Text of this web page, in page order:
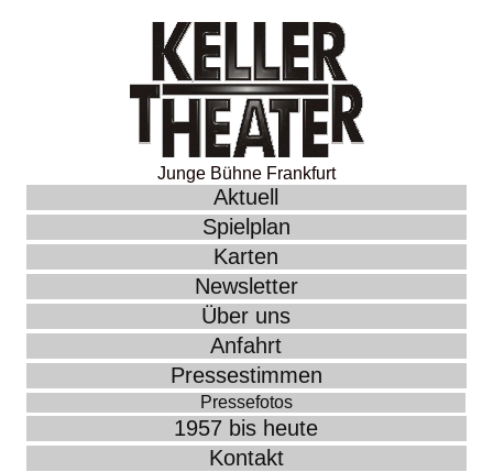
Junge Bühne Frankfurt
Aktuell
Spielplan
Karten
Newsletter
Über uns
Anfahrt
Pressestimmen
Pressefotos
1957 bis heute
Kontakt